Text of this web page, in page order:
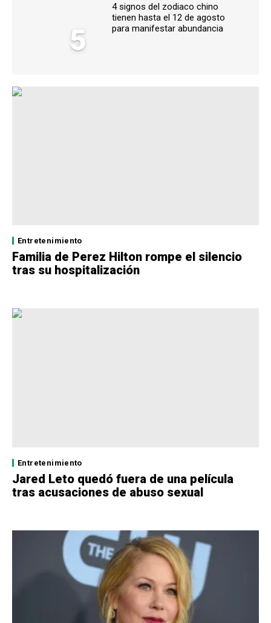
5
4 signos del zodiaco chino
tienen hasta el 12 de agosto
para manifestar abundancia
Entretenimiento
Familia de Perez Hilton rompe el silencio
tras su hospitalización
Entretenimiento
Jared Leto quedó fuera de una película
tras acusaciones de abuso sexual